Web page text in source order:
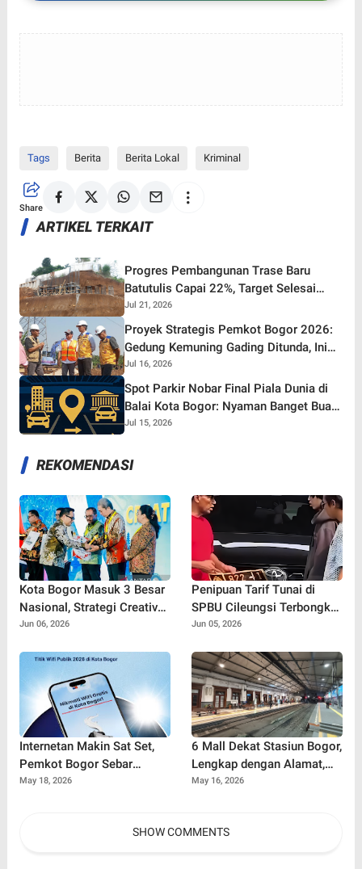
Tags Berita Berita Lokal Kriminal
Share
ARTIKEL TERKAIT
Progres Pembangunan Trase Baru
Batutulis Capai 22%, Target Selesai
Oktober 2026!
Jul 21, 2026
Proyek Strategis Pemkot Bogor 2026:
Gedung Kemuning Gading Ditunda, Ini
yang Tetap Gaspol!
Jul 16, 2026
Spot Parkir Nobar Final Piala Dunia di
Balai Kota Bogor: Nyaman Banget Buat
Nonton Bareng!
Jul 15, 2026
REKOMENDASI
Kota Bogor Masuk 3 Besar
Nasional, Strategi Creative
Financing Pemkot Tuai
Jun 06, 2026
Penipuan Tarif Tunai di
SPBU Cileungsi Terbongkar,
Pelaku Gunakan Bukti
Kali
Jun 05, 2026
Internetan Makin Sat Set,
Pemkot Bogor Sebar
Puluhan Titik Wifi Gratis
May 18, 2026
6 Mall Dekat Stasiun Bogor,
Lengkap dengan Alamat,
Rating, dan Link Google
May 16, 2026
SHOW COMMENTS